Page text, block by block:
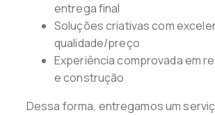
entrega final
Soluções criativas com
qualidade/preço
Experiência comprovada em
e construção
Dessa forma, entregamos um